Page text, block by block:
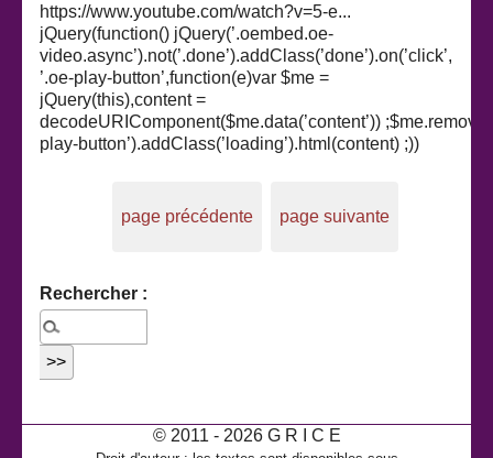
https://www.youtube.com/watch?v=5-e...
jQuery(function() jQuery(’.oembed.oe-
video.async’).not(’.done’).addClass(’done’).on(’click’,
’.oe-play-button’,function(e)var $me =
jQuery(this),content =
decodeURIComponent($me.data(’content’))
play-button’).addClass(’loading’).html(content) ;))
page précédente page suivante
Rechercher :
© 2011 - 2026 G R I C E